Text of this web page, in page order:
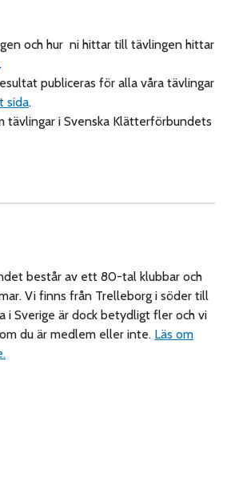
och hur ni hittar till tävlingen hittar
.
publiceras för alla våra tävlingar
sida.
tävlingar i Svenska Klätterförbundets
består av ett 80-tal klubbar och
Vi finns från Trelleborg i söder till
i Sverige är dock betydligt fler och vi
du är medlem eller inte. Läs om